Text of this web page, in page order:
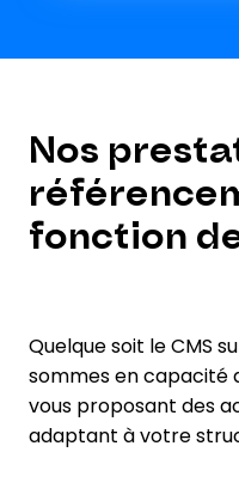
Nos
fonction
Quelque soit le CMS
sommes en capacité
vous proposant des
adaptant à votre